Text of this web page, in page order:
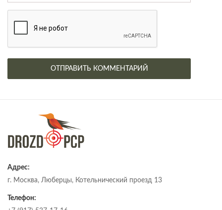
Адрес:
г. Москва, Люберцы, Котельнический проезд 13
Телефон: